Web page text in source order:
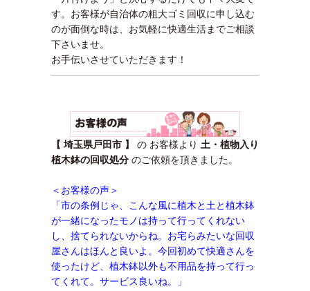
す。お客様が自治体の粗大ゴミ回収に申し込む
のが面倒な時は、お気軽に快適生活までご相談
下さいませ。
お手伝いさせていただきます！
【 埼玉県戸田市 】 の お客様より 土・植物入り
植木鉢の回収処分 のご依頼を頂きました。
＜お客様の声＞
「市の条例じゃ、こんな風に植木と土と植木鉢
が一緒になったモノは持って行ってくれない
し、捨てられないからね。お宅らみたいな回収
屋さんはほんと良いよ。今回初めて快適さんを
使ったけど、植木鉢以外も不用品を持って行っ
てくれて。サービス良いね。
」